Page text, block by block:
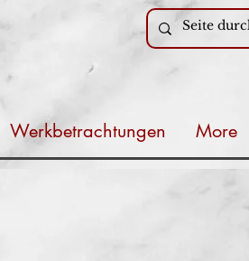
Werkbetrachtungen More